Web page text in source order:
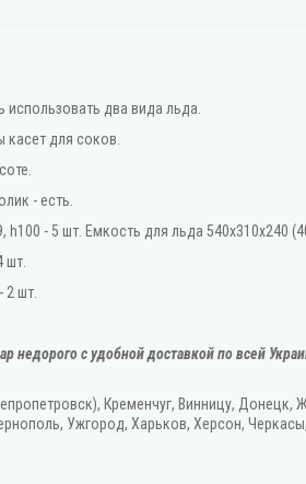
два вида льда.
для соков.
- есть.
- 5 шт. Емкость для льда 540х310х240
шт.
2 шт.
недорого с удобной доставкой по всей
Кременчуг, Винницу,
Ужгород‎, Харьков, Херсон‎,